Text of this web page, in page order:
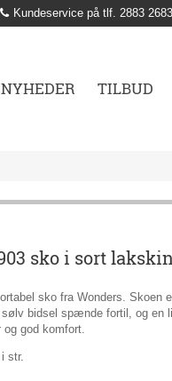
Kundeservice på tlf. 2883 2683
NYHEDER TILBUD
sko i sort
sko fra Wonders. Skoen
sølv bidsel spænde fortil, og en
god komfort.
str.